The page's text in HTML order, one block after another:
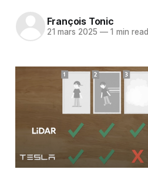
François Tonic
21 mars 2025 —1 min read